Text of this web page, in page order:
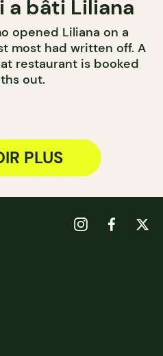
a bâti Liliana
opened Liliana on a
most had written off. A
restaurant is booked
out.
PLUS